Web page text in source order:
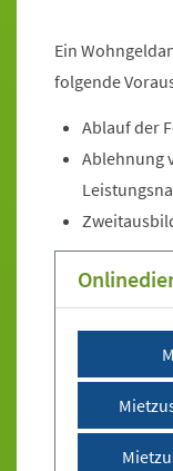
Ein
folgende
Ablauf der
Ablehnung
Sprung